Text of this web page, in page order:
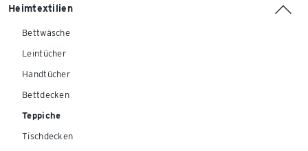
Heimtextilien
Bettwäsche
Leintücher
Handtücher
Bettdecken
Teppiche
Tischdecken